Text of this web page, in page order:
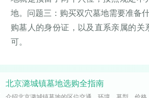
地。问题三：购买双穴墓地需要准备
购墓人的身份证，以及直系亲属的
可。
北京潞城镇墓地选购全指南